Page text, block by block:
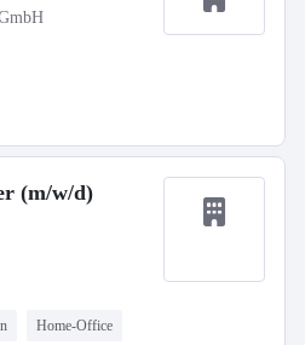
(m/w/d)
Home-Office